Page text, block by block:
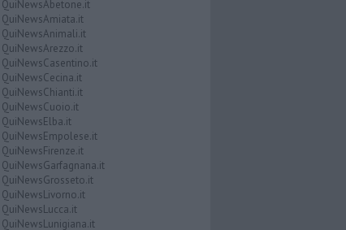
QuiNewsAbetone.it
QuiNewsAmiata.it
QuiNewsAnimali.it
QuiNewsArezzo.it
QuiNewsCasentino.it
QuiNewsCecina.it
QuiNewsChianti.it
QuiNewsCuoio.it
QuiNewsElba.it
QuiNewsEmpolese.it
QuiNewsFirenze.it
QuiNewsGarfagnana.it
QuiNewsGrosseto.it
QuiNewsLivorno.it
QuiNewsLucca.it
QuiNewsLunigiana.it